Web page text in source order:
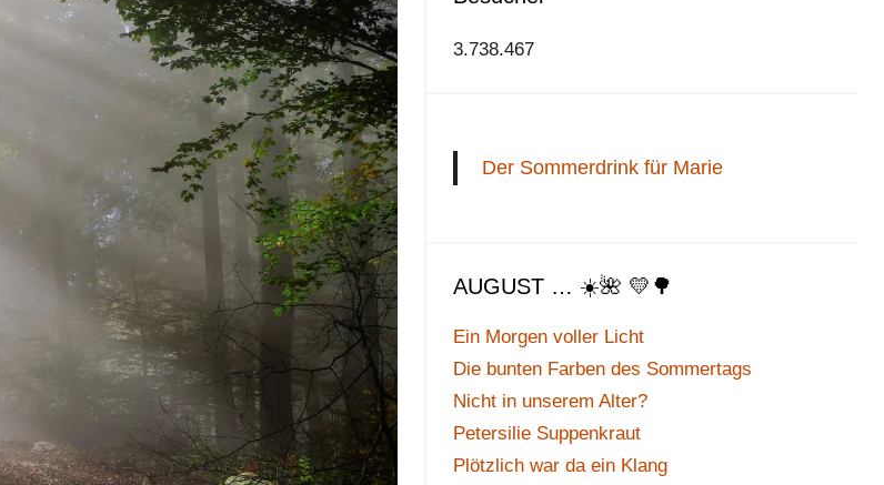
3.738.467
Der Sommerdrink für Marie
AUGUST … ☀️🌺 💛🌳
Ein Morgen voller Licht
Die bunten Farben des Sommertags
Nicht in unserem Alter?
Petersilie Suppenkraut
Plötzlich war da ein Klang